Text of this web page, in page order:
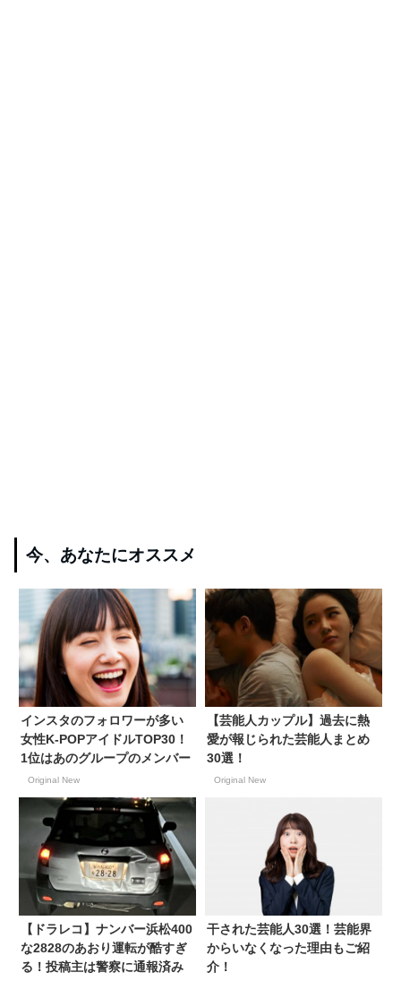
今、あなたにオススメ
インスタのフォロワーが多い
女性K-POPアイドルTOP30！
1位はあのグループのメンバー
Original New
【芸能人カップル】過去に熱
愛が報じられた芸能人まとめ
30選！
Original New
【ドラレコ】ナンバー浜松400
な2828のあおり運転が酷すぎ
る！投稿主は警察に通報済み
干された芸能人30選！芸能界
からいなくなった理由もご紹
介！